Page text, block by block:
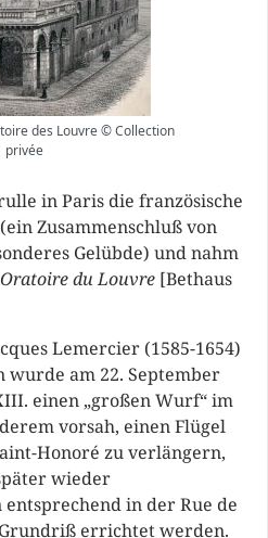
des Louvre © Collection
privée
in Paris die französische
Zusammenschluß von
Gelübde) und nahm
Oratoire du Louvre [Bethaus
Lemercier (1585-1654)
am 22. September
einen „großen Wurf“ im
vorsah, einen Flügel
Honoré zu verlängern,
wieder
in der Rue de
errichtet werden.